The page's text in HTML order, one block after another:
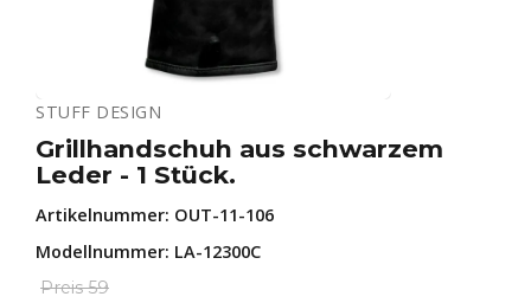
STUFF DESIGN
Grillhandschuh aus schwarzem
Leder - 1 Stück.
Artikelnummer: OUT-11-106
Modellnummer: LA-12300C
Preis59